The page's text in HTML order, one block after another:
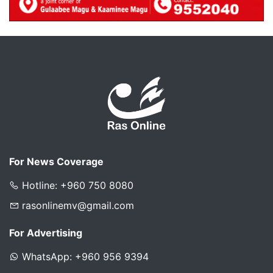
For News Coverage
Hotline: +960 750 8080
rasonlinemv@gmail.com
For Advertising
WhatsApp: +960 956 9394